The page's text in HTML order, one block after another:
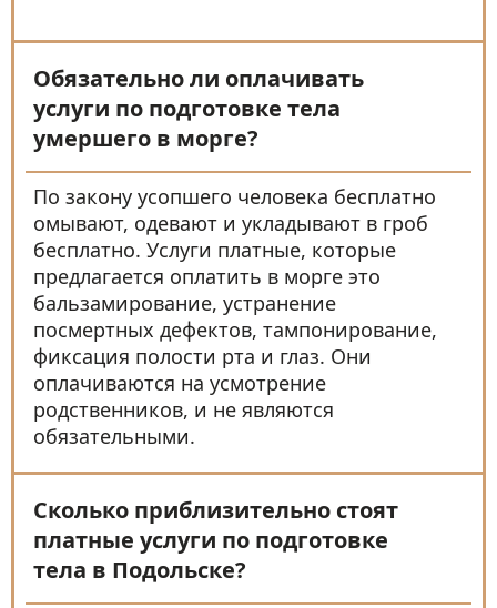
Обязательно ли оплачивать
услуги по подготовке тела
умершего в морге?
По закону усопшего человека бесплатно
омывают, одевают и укладывают в гроб
бесплатно. Услуги платные, которые
предлагается оплатить в морге это
бальзамирование, устранение
посмертных дефектов, тампонирование,
фиксация полости рта и глаз. Они
оплачиваются на усмотрение
родственников, и не являются
обязательными.
Сколько приблизительно стоят
платные услуги по подготовке
тела в Подольске?